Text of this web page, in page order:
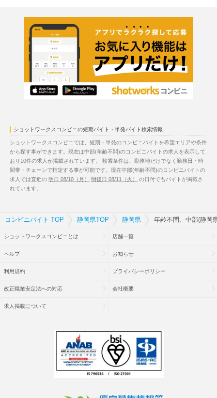
ショットワークスコンビニの短期バイト・単発バイト検索情報
ショットワークスコンビニでは、短期・単発のコンビニバイトを希望エリアや条件
から探す事ができます。現在は中部(年齢不問)のコンビニバイトの求人を表示して
おり10件の求人が掲載されています。 検索条件は、勤務地だけでなく勤務日・時
間帯・チェーンで指定する事が可能です。現在中部(年齢不問)のコンビニバイトの
求人では直近の 明日 08/10（月） 明後日 08/11（火）
の日付でもバイトが掲載さ
れています。
コンビニバイト TOP 静岡県TOP 静岡県 年齢不問、中部(静岡
ショットワークスコンビニとは 店舗一覧
ヘルプ お知らせ
利用規約 プライバシーポリシー
改正職業安定法への対応 会社概要
求人掲載について